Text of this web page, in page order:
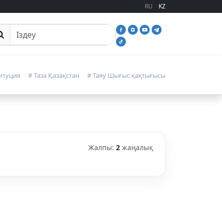
RU KZ
іздеу
# Таза Қазақстан # Таяу Шығыс қақтығысы
Жалпы: 2 жаңалық